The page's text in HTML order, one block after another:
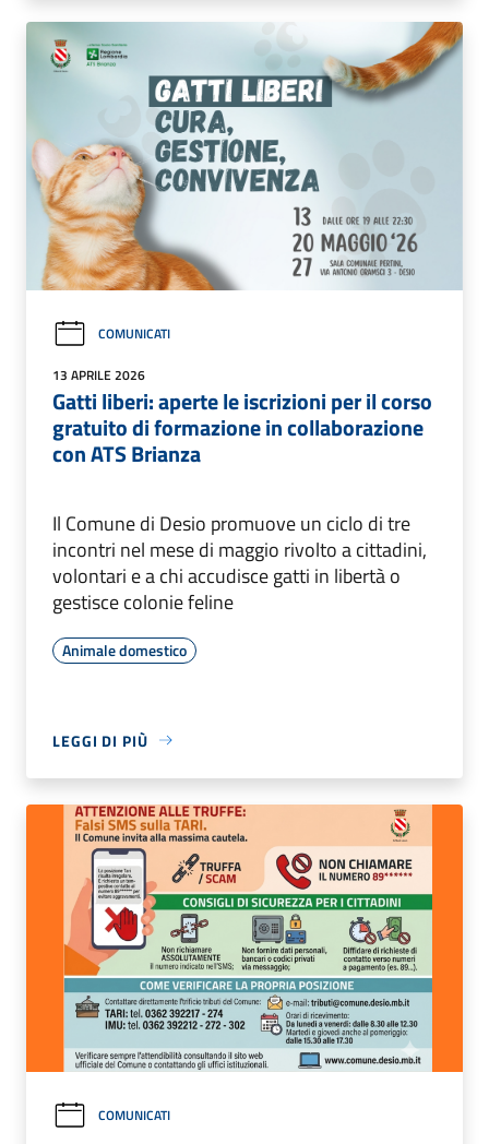
COMUNICATI
13 APRILE 2026
Gatti liberi: aperte le iscrizioni per il corso
gratuito di formazione in collaborazione
con ATS Brianza
Il Comune di Desio promuove un ciclo di tre
incontri nel mese di maggio rivolto a cittadini,
volontari e a chi accudisce gatti in libertà o
gestisce colonie feline
Animale domestico
LEGGI DI PIÙ
COMUNICATI